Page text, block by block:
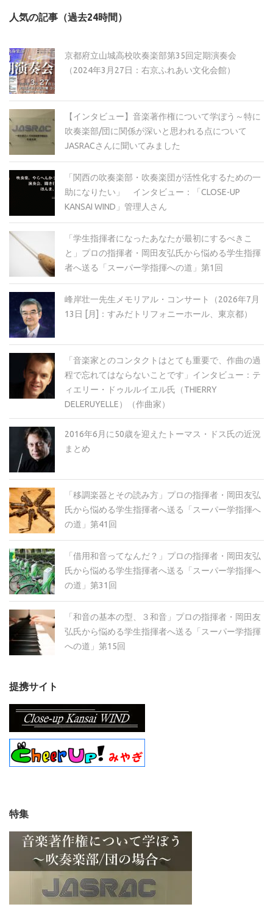
イ
人気の記事（過去24時間）
京都府立山城高校吹奏楽部第35回定期演奏会
（2024年3月27日：右京ふれあい文化会館）
【インタビュー】音楽著作権について学ぼう～特に
吹奏楽部/団に関係が深いと思われる点について
JASRACさんに聞いてみました
「関西の吹奏楽部・吹奏楽団が活性化するための一
助になりたい」 インタビュー：「CLOSE-UP
KANSAI WIND」管理人さん
「学生指揮者になったあなたが最初にするべきこ
と」プロの指揮者・岡田友弘氏から悩める学生指揮
者へ送る「スーパー学指揮への道」第1回
峰岸壮一先生メモリアル・コンサート（2026年7月
13日 [月]：すみだトリフォニーホール、東京都）
「音楽家とのコンタクトはとても重要で、作曲の過
程で忘れてはならないことです」インタビュー：テ
ィエリー・ドゥルルイエル氏（THIERRY
DELERUYELLE）（作曲家）
2016年6月に50歳を迎えたトーマス・ドス氏の近況
まとめ
「移調楽器とその読み方」プロの指揮者・岡田友弘
氏から悩める学生指揮者へ送る「スーパー学指揮へ
の道」第41回
「借用和音ってなんだ？」プロの指揮者・岡田友弘
氏から悩める学生指揮者へ送る「スーパー学指揮へ
の道」第31回
「和音の基本の型、３和音」プロの指揮者・岡田友
弘氏から悩める学生指揮者へ送る「スーパー学指揮
への道」第15回
提携サイト
特集